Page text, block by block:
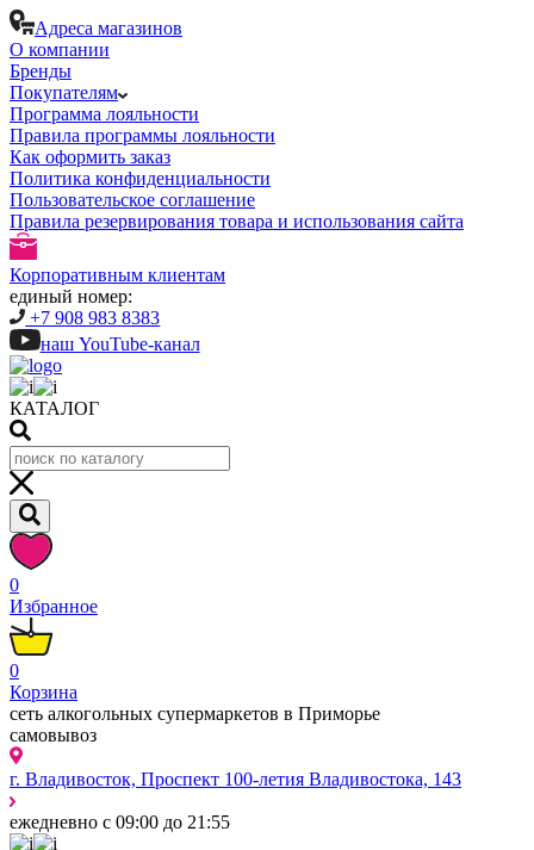
Адреса магазинов
О компании
Бренды
Покупателям
Программа лояльности
Правила программы лояльности
Как оформить заказ
Политика конфиденциальности
Пользовательское соглашение
Правила резервирования товара и использования сайта
Корпоративным клиентам
единый номер:
+7 908 983 8383
наш YouTube-канал
КАТАЛОГ
0
Избранное
0
Корзина
сеть алкогольных супермаркетов в Приморье
самовывоз
г. Владивосток, Проспект 100-летия Владивостока, 143
ежедневно с 09:00 до 21:55